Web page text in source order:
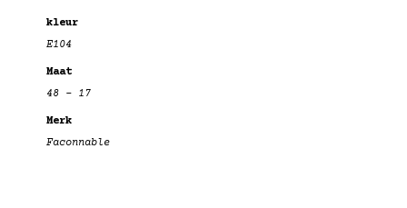
kleur
E104
Maat
48 – 17
Merk
Faconnable